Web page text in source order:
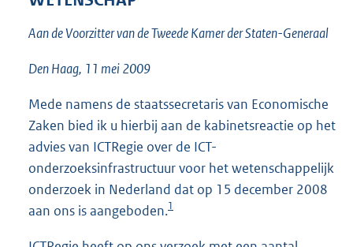
K
Aan de Voorzitter van de Tweede Kamer der Staten-Generaal
Den Haag, 11 mei 2009
Mede namens de staatssecretaris van Economische
Zaken bied ik u hierbij aan de kabinetsreactie op het
advies van ICTRegie over de ICT-
onderzoeksinfrastructuur voor het wetenschappelijk
onderzoek in Nederland dat op 15 december 2008
aan ons is aangeboden.1